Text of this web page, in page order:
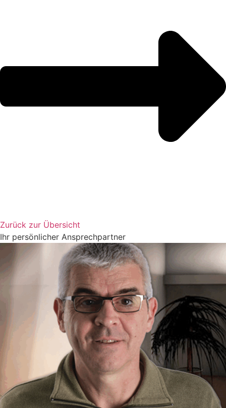
Zurück zur Übersicht
Ihr persönlicher Ansprechpartner